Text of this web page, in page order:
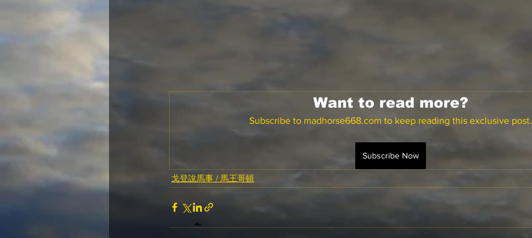
Want to read more?
Subscribe to madhorse668.com to keep reading this exclusive post.
Subscribe Now
戈登說馬事 / 馬王哥頓